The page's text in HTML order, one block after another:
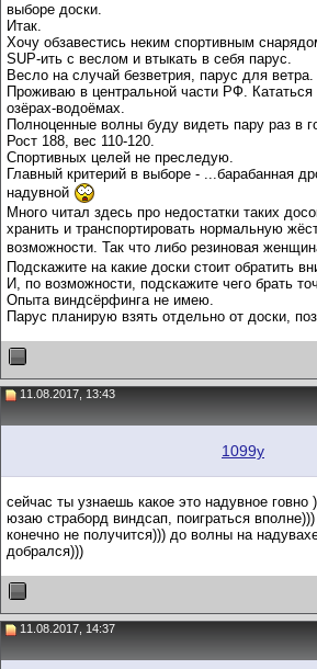
выборе доски.
Итак.
Хочу обзавестись неким спортивным
SUP-ить с веслом и втыкать в себя парус.
Весло на случай безветрия, парус для ветра.
Проживаю в центральной части РФ.
озёрах-водоёмах.
Полноценные волны буду видеть пару раз в
Рост 188, вес 110-120.
Спортивных целей не преследую.
Главный критерий в выборе - ...барабанная
надувной
Много читал здесь про недостатки таких
хранить и транспортировать нормальную
возможности. Так что либо резиновая
Подскажите на какие доски стоит обратить
И, по возможности, подскажите чего брать
Опыта виндсёрфинга не имею.
Парус планирую взять отдельно от доски,
11.08.2017, 13:43
1099y
сейчас ты узнаешь какое это надувное говно
юзаю страборд виндсап, поиграться
конечно не получится))) до волны на
добрался)))
11.08.2017, 14:37